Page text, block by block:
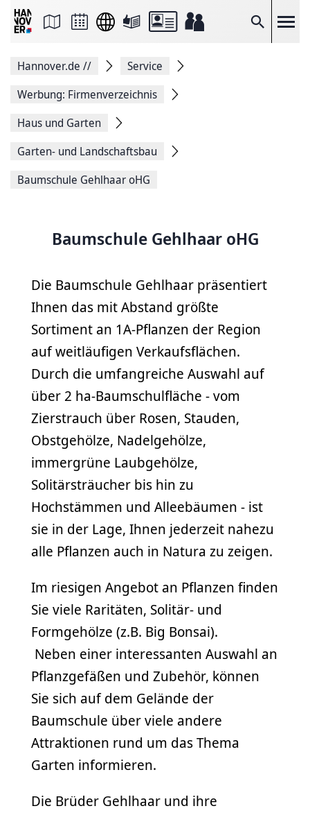
Suche
Seite
Facebook
teilen
Seitenlink
Seite
Hannover.de //
Service
Werbung: Firmenverzeichnis
Haus und Garten
Garten- und Landschaftsbau
Baumschule Gehlhaar oHG
Baumschule Gehlhaar oHG
Die Baumschule Gehlhaar präsentiert
Ihnen das mit Abstand größte
Sortiment an 1A-Pflanzen der Region
auf weitläufigen Verkaufsflächen.
Durch die umfangreiche Auswahl auf
über 2 ha-Baumschulfläche - vom
Zierstrauch über Rosen, Stauden,
Obstgehölze, Nadelgehölze,
immergrüne Laubgehölze,
Solitärsträucher bis hin zu
Hochstämmen und Alleebäumen - ist
sie in der Lage, Ihnen jederzeit nahezu
alle Pflanzen auch in Natura zu zeigen.
Im riesigen Angebot an Pflanzen finden
Sie viele Raritäten, Solitär- und
Formgehölze (z.B. Big Bonsai).
Neben einer interessanten Auswahl an
Pflanzgefäßen und Zubehör, können
Sie sich auf dem Gelände der
Baumschule über viele andere
Attraktionen rund um das Thema
Garten informieren.
Die Brüder Gehlhaar und ihre